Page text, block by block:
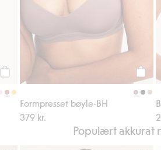
Legg til
Legg
Formpresset bøyle-BH
379 kr.
Populært akkurat